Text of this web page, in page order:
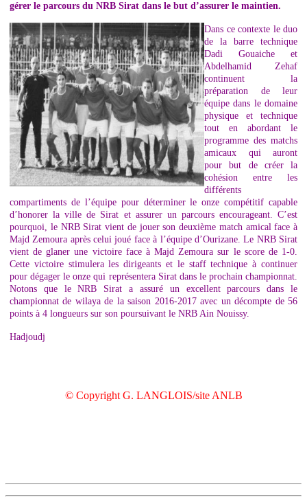
gérer le parcours du NRB Sirat dans le but d’assurer le maintien.
Dans ce contexte le duo
de la barre technique
Dadi Gouaiche et
Abdelhamid Zehaf
continuent la
préparation de leur
équipe dans le domaine
physique et technique
tout en abordant le
programme des matchs
amicaux qui auront
pour but de créer la
cohésion entre les
différents
compartiments de l’équipe pour déterminer le onze compétitif capable
d’honorer la ville de Sirat et assurer un parcours encourageant. C’est
pourquoi, le NRB Sirat vient de jouer son deuxième match amical face à
Majd Zemoura après celui joué face à l’équipe d’Ourizane. Le NRB Sirat
vient de glaner une victoire face à Majd Zemoura sur le score de 1-0.
Cette victoire stimulera les dirigeants et le staff technique à continuer
pour dégager le onze qui représentera Sirat dans le prochain championnat.
Notons que le NRB Sirat a assuré un excellent parcours dans le
championnat de wilaya de la saison 2016-2017 avec un décompte de 56
points à 4 longueurs sur son poursuivant le NRB Ain Nouissy.
Hadjoudj
© Copyright G. LANGLOIS/site ANLB